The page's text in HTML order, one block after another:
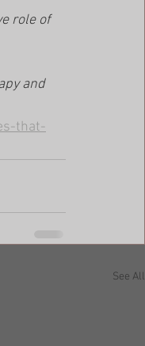
role of
and
that-
See All